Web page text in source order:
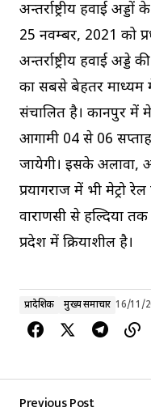
अन्तर्राष्ट्रीय हवाई
25 नवम्बर, 2021 को
अन्तर्राष्ट्रीय हवाई
का सबसे बेहतर माध्यम
संचालित है। कानपुर में
आगामी 04 से 06 सप्ताह
जायेगी। इसके अलावा,
प्रयागराज में भी मेट्रो
वाराणसी से हल्दिया तक
प्रदेश में क्रियाशील है।
प्रादेशिक मुख्य समाचार 16/11/
Previous Post